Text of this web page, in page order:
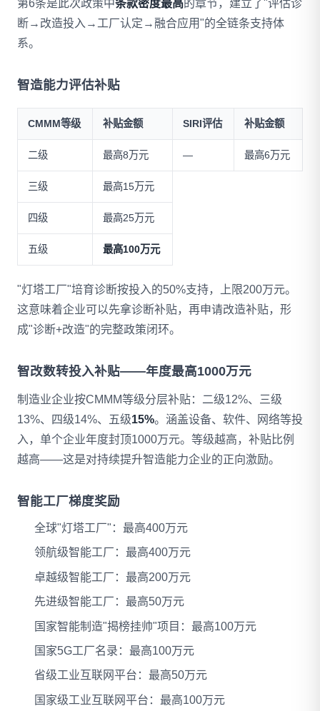
第6条是此次政策中条款密度最高的章节，建立了"评估诊
断→改造投入→工厂认定→融合应用"的全链条支持体
系。
智造能力评估补贴
CMMM等级 补贴金额 SIRI评估 补贴金额
二级 最高8万元 — 最高6万元
三级 最高15万元
四级 最高25万元
五级 最高100万元
"灯塔工厂"培育诊断按投入的50%支持，上限200万元。
这意味着企业可以先拿诊断补贴，再申请改造补贴，形
成"诊断+改造"的完整政策闭环。
智改数转投入补贴——年度最高1000万元
制造业企业按CMMM等级分层补贴：二级12%、三级
13%、四级14%、五级15%。涵盖设备、软件、网络等投
入，单个企业年度封顶1000万元。等级越高，补贴比例
越高——这是对持续提升智造能力企业的正向激励。
智能工厂梯度奖励
全球"灯塔工厂"：最高400万元
领航级智能工厂：最高400万元
卓越级智能工厂：最高200万元
先进级智能工厂：最高50万元
国家智能制造"揭榜挂帅"项目：最高100万元
国家5G工厂名录：最高100万元
省级工业互联网平台：最高50万元
国家级工业互联网平台：最高100万元